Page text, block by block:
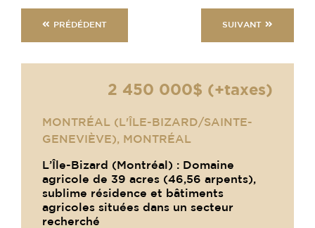
PRÉDÉDENT SUIVANT
MONTRÉAL (L'ÎLE-BIZARD/SAINTE-
GENEVIÈVE), MONTRÉAL
L’Île-Bizard (Montréal) : Domaine
agricole de 39 acres (46,56 arpents),
sublime résidence et bâtiments
agricoles situées dans un secteur
recherché
2 450 000$ (+taxes)